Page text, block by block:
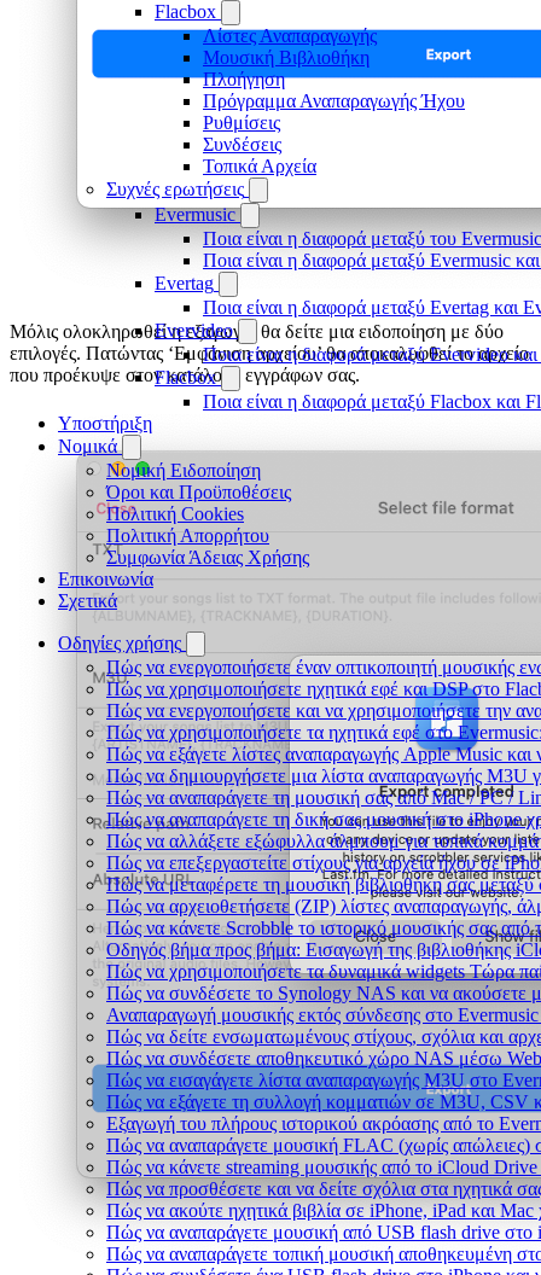
Flacbox
Λίστες Αναπαραγωγής
Μουσική Βιβλιοθήκη
Πλοήγηση
Πρόγραμμα Αναπαραγωγής Ήχου
Ρυθμίσεις
Συνδέσεις
Τοπικά Αρχεία
Συχνές ερωτήσεις
Evermusic
Ποια είναι η διαφορά μεταξύ του
Ποια είναι η διαφορά μεταξύ Evermusic
Evertag
Ποια είναι η διαφορά μεταξύ Evertag και
Evervideo
Ποια είναι η διαφορά μεταξύ Evervideo
Flacbox
Ποια είναι η διαφορά μεταξύ Flacbox και
Υποστήριξη
Νομικά
Νομική Ειδοποίηση
Όροι και Προϋποθέσεις
Πολιτική Cookies
Πολιτική Απορρήτου
Συμφωνία Άδειας Χρήσης
Επικοινωνία
Σχετικά
Οδηγίες χρήσης
Πώς να ενεργοποιήσετε έναν οπτικοποιητή μουσικής
Πώς να χρησιμοποιήσετε ηχητικά εφέ και DSP στο
Πώς να ενεργοποιήσετε και να χρησιμοποιήσετε την
Πώς να χρησιμοποιήσετε τα ηχητικά εφέ στο
Πώς να εξάγετε λίστες αναπαραγωγής Apple Music και
Πώς να δημιουργήσετε μια λίστα αναπαραγωγής
Πώς να αναπαράγετε τη μουσική σας από Mac / PC /
Πώς να αναπαράγετε τη δική σας μουσική στο iPhone
Πώς να αλλάξετε εξώφυλλα άλμπουμ για τοπικά
Πώς να επεξεργαστείτε στίχους για αρχεία ήχου σε
Πώς να μεταφέρετε τη μουσική βιβλιοθήκη σας
Πώς να αρχειοθετήσετε (ZIP) λίστες αναπαραγωγής,
Πώς να κάνετε Scrobble το ιστορικό μουσικής σας
Οδηγός βήμα προς βήμα: Εισαγωγή της βιβλιοθήκης
Πώς να χρησιμοποιήσετε τα δυναμικά widgets Τώρα
Πώς να συνδέσετε το Synology NAS και να ακούσετε
Αναπαραγωγή μουσικής εκτός σύνδεσης στο
Πώς να δείτε ενσωματωμένους στίχους, σχόλια και
Πώς να συνδέσετε αποθηκευτικό χώρο NAS μέσω
Πώς να εισαγάγετε λίστα αναπαραγωγής M3U στο
Πώς να εξάγετε τη συλλογή κομματιών σε M3U,
Εξαγωγή του πλήρους ιστορικού ακρόασης από το
Πώς να αναπαράγετε μουσική FLAC (χωρίς απώλειες)
Πώς να κάνετε streaming μουσικής από το iCloud
Πώς να προσθέσετε και να δείτε σχόλια στα ηχητικά
Πώς να ακούτε ηχητικά βιβλία σε iPhone, iPad και
Πώς να αναπαράγετε μουσική από USB flash drive στο
Πώς να αναπαράγετε τοπική μουσική αποθηκευμένη
Μόλις ολοκληρωθεί η εξαγωγή, θα δείτε μια ειδοποίηση με δύο
επιλογές. Πατώντας ‘Εμφάνιση αρχείου’ θα αποκαλυφθεί το αρχείο
που προέκυψε στον κατάλογο εγγράφων σας.